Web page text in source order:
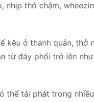
thở chậm,
kêu ở thanh quản, thở
từ đáy phổi trở lên
tái phát trong